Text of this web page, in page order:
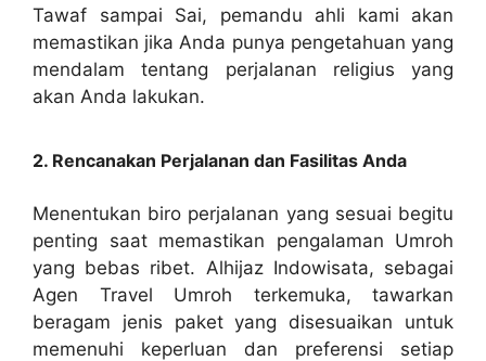
Tawaf sampai Sai, pemandu ahli kami akan
memastikan jika Anda punya pengetahuan yang
mendalam tentang perjalanan religius yang
akan Anda lakukan.
2. Rencanakan Perjalanan dan Fasilitas Anda
Menentukan biro perjalanan yang sesuai begitu
penting saat memastikan pengalaman Umroh
yang bebas ribet. Alhijaz Indowisata, sebagai
Agen Travel Umroh terkemuka, tawarkan
beragam jenis paket yang disesuaikan untuk
memenuhi keperluan dan preferensi setiap